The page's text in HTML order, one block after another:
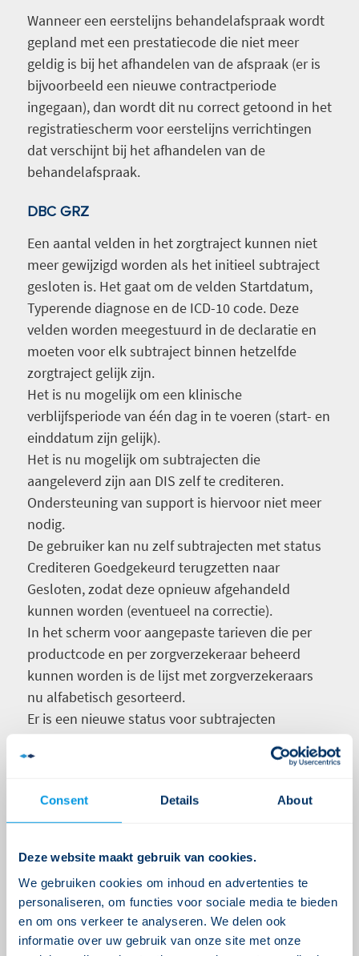
Consent Details About
Deze website maakt gebruik van cookies.
We gebruiken cookies om inhoud en advertenties te
personaliseren, om functies voor sociale media te bieden
en om ons verkeer te analyseren. We delen ook
informatie over uw gebruik van onze site met onze
Wanneer een eerstelijns behandelafspraak wordt
gepland met een prestatiecode die niet meer
geldig is bij het afhandelen van de afspraak (er is
bijvoorbeeld een nieuwe contractperiode
ingegaan), dan wordt dit nu correct getoond in het
registratiescherm voor eerstelijns verrichtingen
dat verschijnt bij het afhandelen van de
behandelafspraak.
DBC GRZ
Een aantal velden in het zorgtraject kunnen niet
meer gewijzigd worden als het initieel subtraject
gesloten is. Het gaat om de velden Startdatum,
Typerende diagnose en de ICD-10 code. Deze
velden worden meegestuurd in de declaratie en
moeten voor elk subtraject binnen hetzelfde
zorgtraject gelijk zijn.
Het is nu mogelijk om een klinische
verblijfsperiode van één dag in te voeren (start- en
einddatum zijn gelijk).
Het is nu mogelijk om subtrajecten die
aangeleverd zijn aan DIS zelf te crediteren.
Ondersteuning van support is hiervoor niet meer
nodig.
De gebruiker kan nu zelf subtrajecten met status
Crediteren Goedgekeurd terugzetten naar
Gesloten, zodat deze opnieuw afgehandeld
kunnen worden (eventueel na correctie).
In het scherm voor aangepaste tarieven die per
productcode en per zorgverzekeraar beheerd
kunnen worden is de lijst met zorgverzekeraars
nu alfabetisch gesorteerd.
Er is een nieuwe status voor subtrajecten
gebruikt om subtrajecten die wel zijn
moeten worden in Ysis buiten de afhandel- en
declaratieprocessen te houden. Alle subtrajecten
die in het verleden op status Aangeleverd_DIS zijn
gezet zonder dat daarvoor in Ysis ooit een
declaratie is aangemaakt (dus: zijn gedeclareerd
vanuit een ander systeem dan Ysis) zullen door
ons op de nieuwe status Afgevoerd worden gezet.